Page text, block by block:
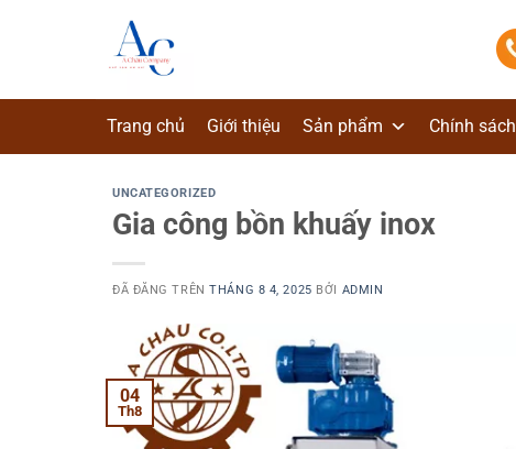
dung
Trang chủ Giới thiệu Sản phẩm Chính sách
UNCATEGORIZED
Gia công bồn khuấy inox
ĐÃ ĐĂNG TRÊNTHÁNG 8 4, 2025 BỞI ADMIN
04
Th8